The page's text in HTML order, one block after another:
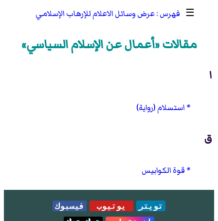
☰ عرض وسائل الاعلام للإرهاب الإسلامي
مقالات «أعمال عن الإسلام السياسي»
ا
استسلام (رواية)
ق
قوة الكوابيس
تويتر يوتيوب
فيسبوك